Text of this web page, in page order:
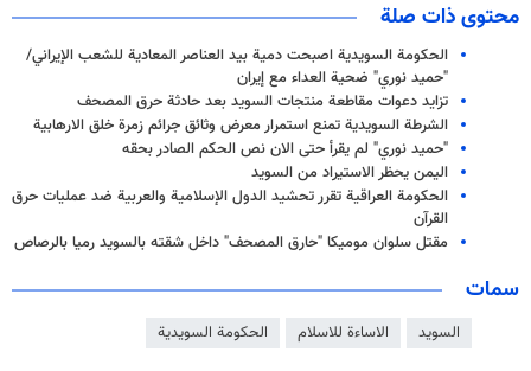
محتوى ذات صلة
الحكومة السويدية اصبحت دمية بيد العناصر المعادية للشعب الإيراني/
"حميد نوري" ضحية العداء مع إيران
تزايد دعوات مقاطعة منتجات السويد بعد حادثة حرق المصحف
الشرطة السويدية تمنع استمرار معرض وثائق جرائم زمرة خلق الارهابية
"حميد نوري" لم يقرأ حتى الان نص الحكم الصادر بحقه
اليمن يحظر الاستيراد من السويد
الحكومة العراقية تقرر تحشيد الدول الإسلامية والعربية ضد عمليات حرق
القرآن
مقتل سلوان موميكا "حارق المصحف" داخل شقته بالسويد رميا بالرصاص
سمات
السويد الاساءة للاسلام الحكومة السويدية